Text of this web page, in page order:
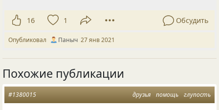
16 1 Обсудить
Опубликовал Паныч 27 янв 2021
Похожие публикации
друзья помощь глупость
#1380015